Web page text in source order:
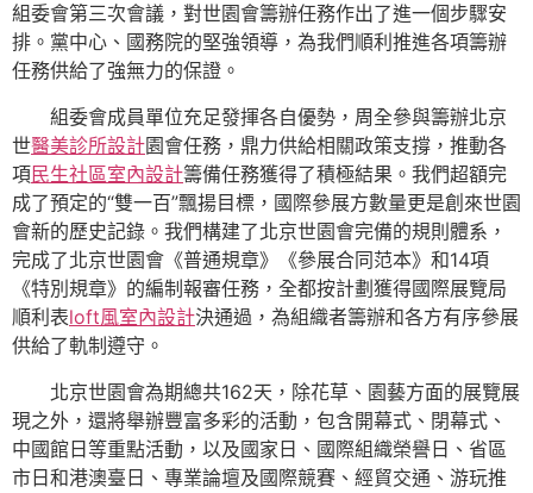
組委會第三次會議，對世園會籌辦任務作出了進一個步驟安
排。黨中心、國務院的堅強領導，為我們順利推進各項籌辦
任務供給了強無力的保證。
組委會成員單位充足發揮各自優勢，周全參與籌辦北京
世醫美診所設計園會任務，鼎力供給相關政策支撐，推動各
項民生社區室內設計籌備任務獲得了積極結果。我們超額完
成了預定的“雙一百”飄揚目標，國際參展方數量更是創來世園
會新的歷史記錄。我們構建了北京世園會完備的規則體系，
完成了北京世園會《普通規章》《參展合同范本》和14項
《特別規章》的編制報審任務，全都按計劃獲得國際展覽局
順利表loft風室內設計決通過，為組織者籌辦和各方有序參展
供給了軌制遵守。
北京世園會為期總共162天，除花草、園藝方面的展覽展
現之外，還將舉辦豐富多彩的活動，包含開幕式、閉幕式、
中國館日等重點活動，以及國家日、國際組織榮譽日、省區
市日和港澳臺日、專業論壇及國際競賽、經貿交通、游玩推